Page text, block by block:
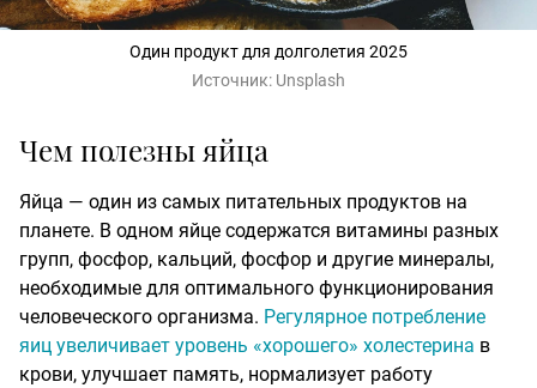
Один продукт для долголетия 2025
Источник: Unsplash
Чем полезны яйца
Яйца — один из самых питательных продуктов на
планете. В одном яйце содержатся витамины разных
групп, фосфор, кальций, фосфор и другие минералы,
необходимые для оптимального функционирования
человеческого организма. Регулярное потребление
яиц увеличивает уровень «хорошего» холестерина в
крови, улучшает память, нормализует работу